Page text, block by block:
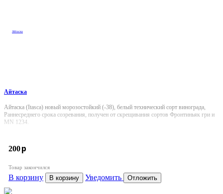
Айтаска
Айтаска (Itasca) новый морозостойкий (-38), белый технический сорт винограда,
Раннесреднего срока созревания, получен от скрещивания сортов Фронтиньяк гри и
MN 1234.
200p
Товар закончился
В корзину В корзину Уведомить Отложить